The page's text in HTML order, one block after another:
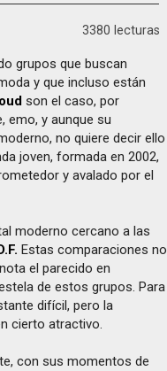
3380 lecturas
grupos que buscan
y que incluso están
son el caso, por
emo, y aunque su
no quiere decir ello
joven, formada en 2002,
y avalado por el
moderno cercano a las
Estas comparaciones no
el parecido en
de estos grupos. Para
difícil, pero la
cierto atractivo.
con sus momentos de